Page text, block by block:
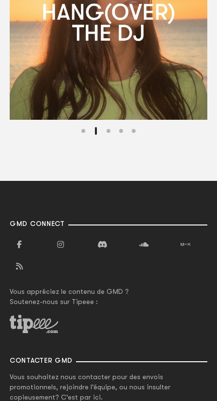
GMD CONNECT
Vous appréciez le contenu de GMD ?
Soutenez-nous sur Tipeee :
CONTACTER GMD
Vous souhaitez nous contacter pour des envois
promotionnels, rejoindre l'équipe, ou nous insulter
copieusement? C'est par ici.